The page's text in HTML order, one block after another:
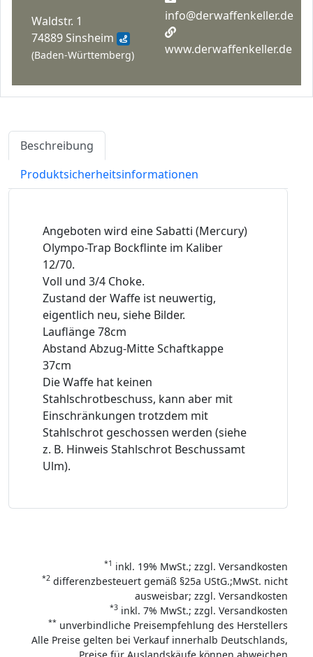
Waldstr. 1
74889 Sinsheim
(Baden-Württemberg)
info@derwaffenkeller.de
www.derwaffenkeller.de
Beschreibung
Produktsicherheitsinformationen
Angeboten wird eine Sabatti (Mercury)
Olympo-Trap Bockflinte im Kaliber
12/70.
Voll und 3/4 Choke.
Zustand der Waffe ist neuwertig,
eigentlich neu, siehe Bilder.
Lauflänge 78cm
Abstand Abzug-Mitte Schaftkappe
37cm
Die Waffe hat keinen
Stahlschrotbeschuss, kann aber mit
Einschränkungen trotzdem mit
Stahlschrot geschossen werden (siehe
z. B. Hinweis Stahlschrot Beschussamt
Ulm).
*1 inkl. 19% MwSt.; zzgl. Versandkosten
*2 differenzbesteuert gemäß §25a UStG.;MwSt. nicht
ausweisbar; zzgl. Versandkosten
*3 inkl. 7% MwSt.; zzgl. Versandkosten
** unverbindliche Preisempfehlung des Herstellers
Alle Preise gelten bei Verkauf innerhalb Deutschlands,
Preise für Auslandskäufe können abweichen